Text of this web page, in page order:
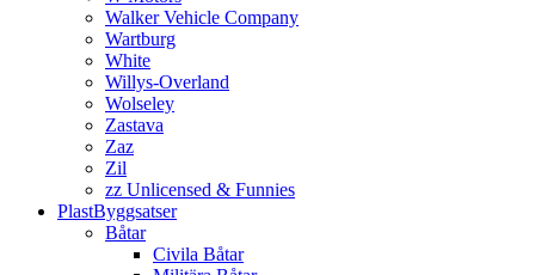
Walker Vehicle Company
Wartburg
White
Willys-Overland
Wolseley
Zastava
Zaz
Zil
zz Unlicensed & Funnies
PlastByggsatser
Båtar
Civila Båtar